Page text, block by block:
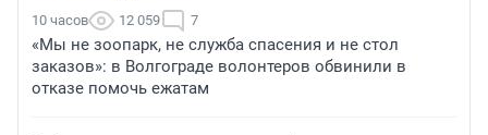
10 часов 12 059 7
«Мы не зоопарк, не служба спасения и не стол
заказов»: в Волгограде волонтеров обвинили в
отказе помочь ежатам